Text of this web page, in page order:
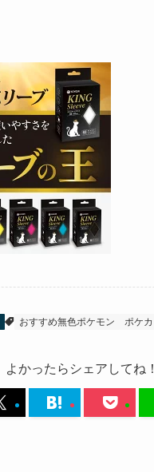
おすすめ無色ポケモン ポケカ
よかったらシェアしてね！